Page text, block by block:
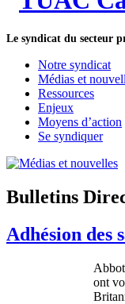
Le syndicat du secteur
Notre syndicat
Médias et
Ressources
Enjeux
Moyens d’action
Se syndiquer
Bulletins
Adhésion des
ont